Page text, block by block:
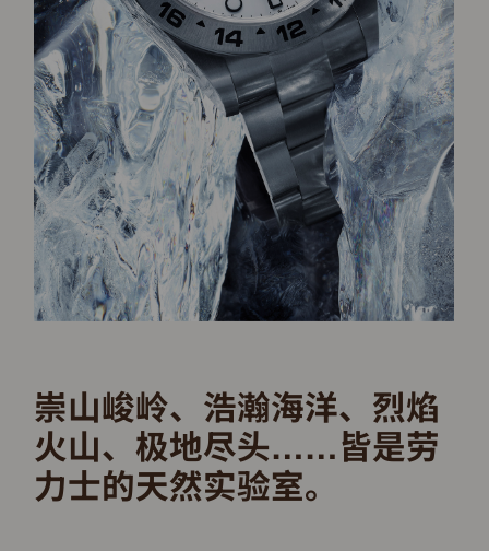
崇山峻岭、浩瀚海洋、烈焰
火山、极地尽头……皆是劳
力士的天然实验室。